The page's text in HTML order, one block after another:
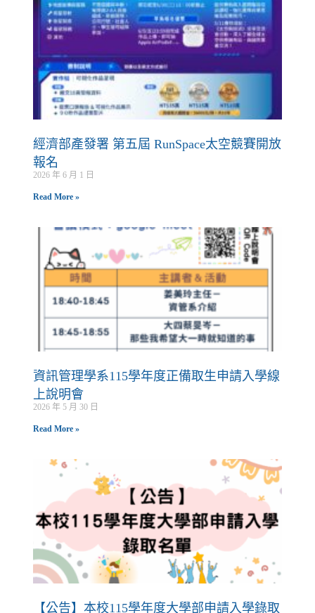
經濟部產發署 第五屆 RunSpace太空競賽開放
報名
2026 年 6 月 1 日
Read More »
資訊管理學系115學年度正備取生申請入學線
上說明會
2026 年 5 月 30 日
Read More »
【公告】本校115學年度大學部申請入學錄取